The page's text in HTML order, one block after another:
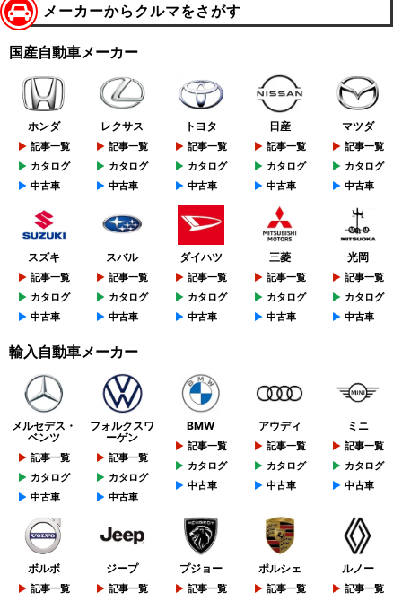
メーカーからクルマをさがす
国産自動車メーカー
ホンダ
記事一覧
カタログ
中古車
レクサス
記事一覧
カタログ
中古車
トヨタ
記事一覧
カタログ
中古車
日産
記事一覧
カタログ
中古車
マツダ
記事一覧
カタログ
中古車
スズキ
記事一覧
カタログ
中古車
スバル
記事一覧
カタログ
中古車
ダイハツ
記事一覧
カタログ
中古車
三菱
記事一覧
カタログ
中古車
光岡
記事一覧
カタログ
中古車
輸入自動車メーカー
メルセデス・
ベンツ
記事一覧
カタログ
中古車
フォルクスワ
ーゲン
記事一覧
カタログ
中古車
BMW
記事一覧
カタログ
中古車
アウディ
記事一覧
カタログ
中古車
ミニ
記事一覧
カタログ
中古車
ボルボ
記事一覧
ジープ
記事一覧
プジョー
記事一覧
ポルシェ
記事一覧
ルノー
記事一覧